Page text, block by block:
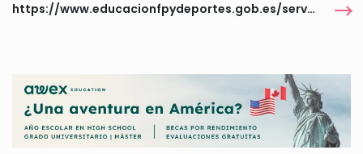
https://www.educacionfpydeportes.gob.es/servicios-al-ciudadano/catalogo/general/05/050140/ficha/050140-2026.html